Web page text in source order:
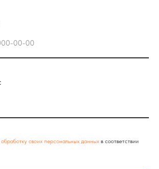
обработку своих персональных данных в соответствии